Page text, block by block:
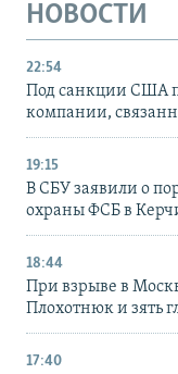
НОВОСТИ
22:54
Под санкции США
компании,
19:15
В СБУ заявили о
охраны ФСБ в
18:44
При взрыве в
Плохотнюк и зять
17:40